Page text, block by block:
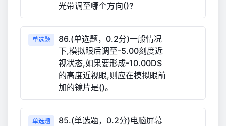
光带调至哪个方向()?
单选题
86.(单选题，0.2分)一般情况
下,模拟眼后调至-5.00刻度近
视状态,如果要形成-10.00DS
的高度近视眼,则应在模拟眼前
加的镜片是()。
单选题
85.(单选题，0.2分)电脑屏幕